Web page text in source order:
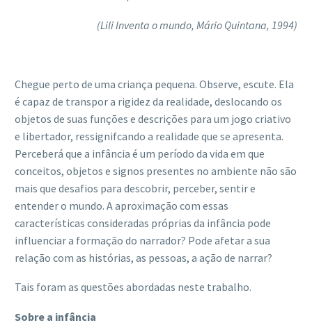
(Lili Inventa o mundo, Mário Quintana, 1994)
Chegue perto de uma criança pequena. Observe, escute. Ela
é capaz de transpor a rigidez da realidade, deslocando os
objetos de suas funções e descrições para um jogo criativo
e libertador, ressignifcando a realidade que se apresenta.
Perceberá que a infância é um período da vida em que
conceitos, objetos e signos presentes no ambiente não são
mais que desafios para descobrir, perceber, sentir e
entender o mundo. A aproximação com essas
características consideradas próprias da infância pode
influenciar a formação do narrador? Pode afetar a sua
relação com as histórias, as pessoas, a ação de narrar?
Tais foram as questões abordadas neste trabalho.
Sobre a infância